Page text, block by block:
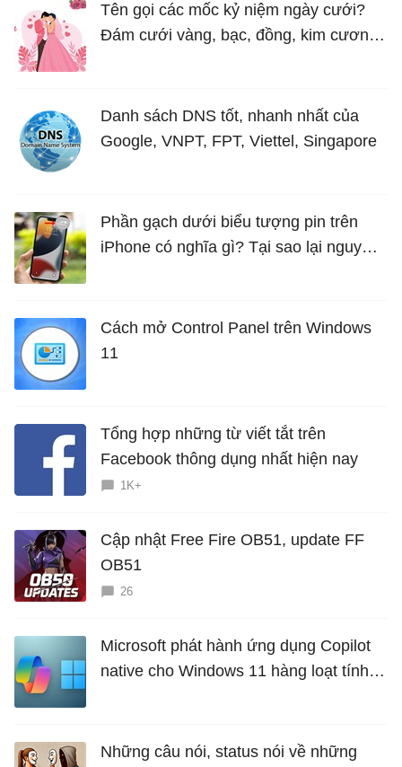
Tên gọi các mốc kỷ niệm ngày cưới?
Đám cưới vàng, bạc, đồng, kim cương
Danh sách DNS tốt, nhanh nhất của
Google, VNPT, FPT, Viettel, Singapore
Phần gạch dưới biểu tượng pin trên
iPhone có nghĩa gì? Tại sao lại nguy
Cách mở Control Panel trên Windows
11
Tổng hợp những từ viết tắt trên
Facebook thông dụng nhất hiện nay
1K+
Cập nhật Free Fire OB51, update FF
OB51
26
Microsoft phát hành ứng dụng Copilot
native cho Windows 11 hàng loạt tính
Những câu nói, status nói về những